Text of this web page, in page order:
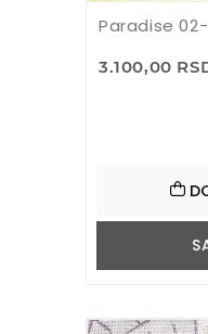
Paradise
3.100,00